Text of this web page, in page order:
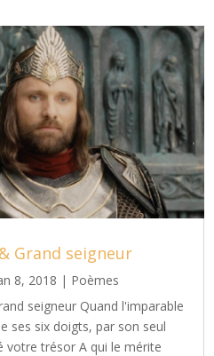
Grand seigneur
8, 2018 | Poèmes
seigneur Quand l'imparable
ses six doigts, par son seul
votre trésor A qui le mérite